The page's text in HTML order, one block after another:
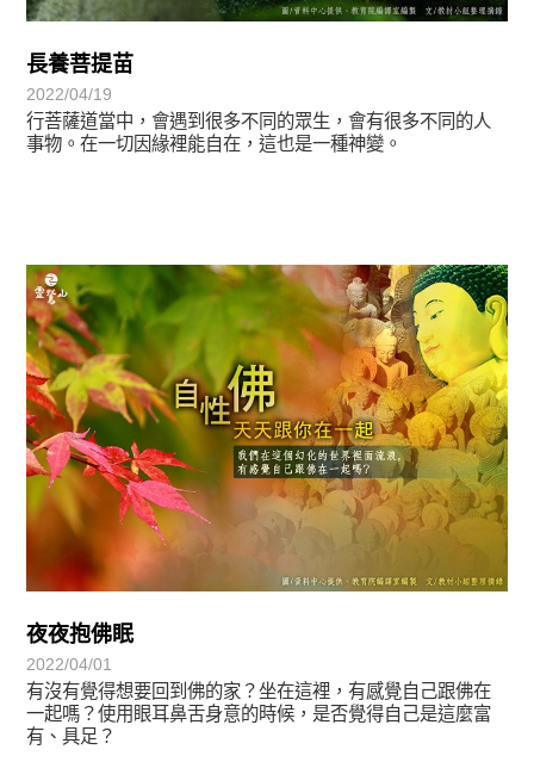
長養菩提苗
2022/04/19
行菩薩道當中，會遇到很多不同的眾生，會有很多不同的人
事物。在一切因緣裡能自在，這也是一種神變。
夜夜抱佛眠
2022/04/01
有沒有覺得想要回到佛的家？坐在這裡，有感覺自己跟佛在
一起嗎？使用眼耳鼻舌身意的時候，是否覺得自己是這麼富
有、具足？
覺有情-法華期